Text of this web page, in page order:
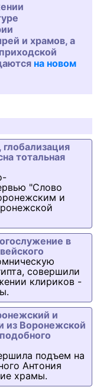
и храмов, а
на новом
тотальная
"Слово
и
в
совершили
клириков -
и
из Воронежской
подъем на
Антония
храмы.